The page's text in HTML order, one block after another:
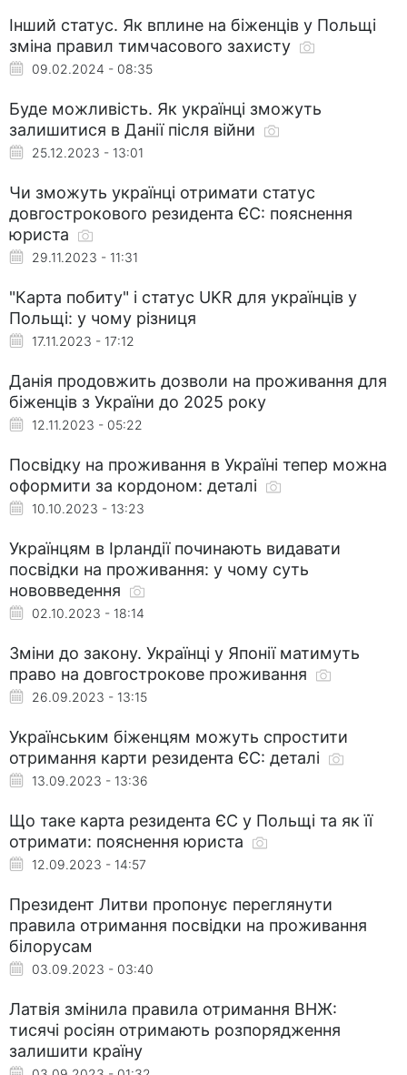
Інший статус. Як вплине на біженців у Польщі
зміна правил тимчасового захисту
09.02.2024 - 08:35
Буде можливість. Як українці зможуть
залишитися в Данії після війни
25.12.2023 - 13:01
Чи зможуть українці отримати статус
довгострокового резидента ЄС: пояснення
юриста
29.11.2023 - 11:31
"Карта побиту" і статус UKR для українців у
Польщі: у чому різниця
17.11.2023 - 17:12
Данія продовжить дозволи на проживання для
біженців з України до 2025 року
12.11.2023 - 05:22
Посвідку на проживання в Україні тепер можна
оформити за кордоном: деталі
10.10.2023 - 13:23
Українцям в Ірландії починають видавати
посвідки на проживання: у чому суть
нововведення
02.10.2023 - 18:14
Зміни до закону. Українці у Японії матимуть
право на довгострокове проживання
26.09.2023 - 13:15
Українським біженцям можуть спростити
отримання карти резидента ЄС: деталі
13.09.2023 - 13:36
Що таке карта резидента ЄС у Польщі та як її
отримати: пояснення юриста
12.09.2023 - 14:57
Президент Литви пропонує переглянути
правила отримання посвідки на проживання
білорусам
03.09.2023 - 03:40
Латвія змінила правила отримання ВНЖ:
тисячі росіян отримають розпорядження
залишити країну